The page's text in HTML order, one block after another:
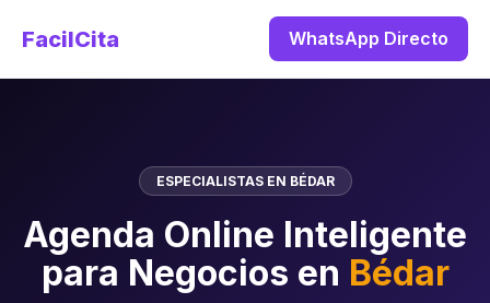
FacilCita WhatsApp Directo
ESPECIALISTAS EN BÉDAR
Agenda Online Inteligente
para Negocios en Bédar